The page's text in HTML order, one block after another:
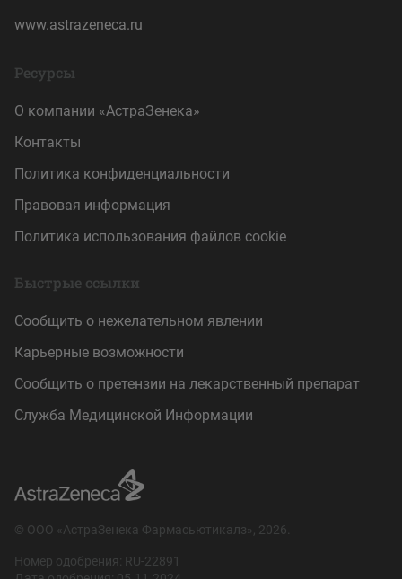
www.astrazeneca.ru
Ресурсы
О компании «АстраЗенека»
Контакты
Политика конфиденциальности
Правовая информация
Политика использования файлов cookie
Быстрые ссылки
Сообщить о нежелательном явлении
Карьерные возможности
Сообщить о претензии на лекарственный препарат
Служба Медицинской Информации
© ООО «АстраЗенека Фармасьютикалз», 2026.
Номер одобрения: RU-22891